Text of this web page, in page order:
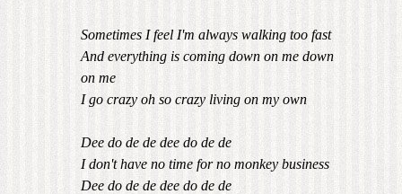
Sometimes I feel I'm always walking too fast
And everything is coming down on me down
on me
I go crazy oh so crazy living on my own
Dee do de de dee do de de
I don't have no time for no monkey business
Dee do de de dee do de de